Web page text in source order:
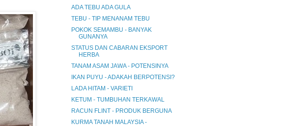
ADA TEBU ADA GULA
TEBU - TIP MENANAM TEBU
POKOK SEMAMBU - BANYAK
GUNANYA
STATUS DAN CABARAN EKSPORT
HERBA
TANAM ASAM JAWA - POTENSINYA
IKAN PUYU - ADAKAH BERPOTENSI?
LADA HITAM - VARIETI
KETUM - TUMBUHAN TERKAWAL
RACUN FLINT - PRODUK BERGUNA
KURMA TANAH MALAYSIA -